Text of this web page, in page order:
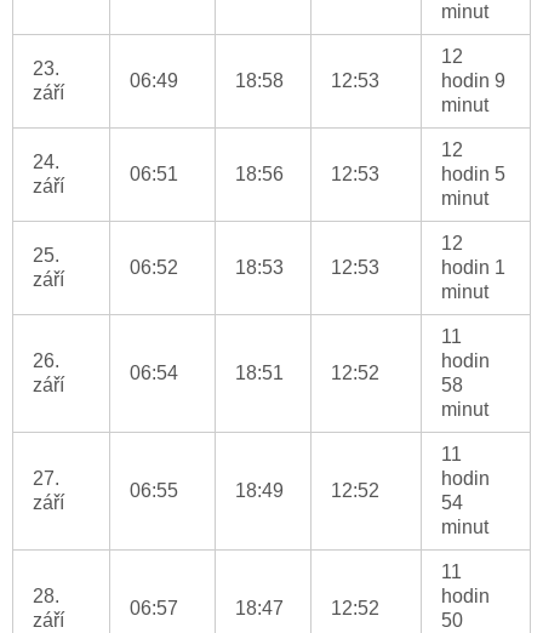
minut
23.
září
06:49 18:58 12:53
12
hodin 9
minut
24.
září
06:51 18:56 12:53
12
hodin 5
minut
25.
září
06:52 18:53 12:53
12
hodin 1
minut
26.
září
06:54 18:51 12:52
11
hodin
58
minut
27.
září
06:55 18:49 12:52
11
hodin
54
minut
28.
září
06:57 18:47 12:52
11
hodin
50